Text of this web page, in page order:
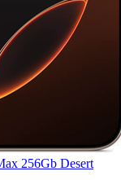
256Gb Desert